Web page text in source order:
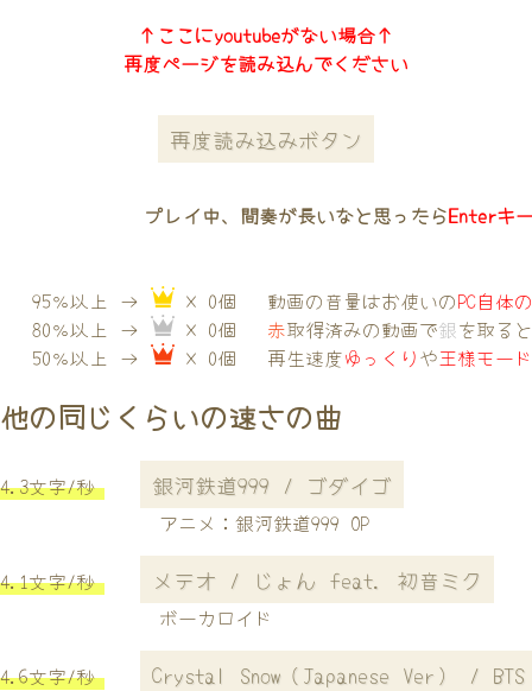
↑ここにyoutubeがない場合↑
再度ページを読み込んでください
再度読み込みボタン
プレイ中、間奏が長いなと思ったらEnterキ
95％以上 →
× 0個
80％以上 →
× 0個
50％以上 →
× 0個
動画の音量はお使いのPC自体
赤取得済みの動画で銀を取る
再生速度ゆっくりや王様モー
他の同じくらいの速さの曲
4.3文字/秒 銀河鉄道999 / ゴダイゴ
アニメ：銀河鉄道999 OP
4.1文字/秒 メテオ / じょん feat. 初音ミク
ボーカロイド
4.6文字/秒 Crystal Snow（Japanese Ver） /